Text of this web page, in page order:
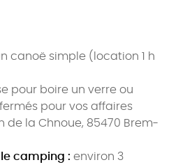
canoë simple (location 1 h
pour boire un verre ou
pour vos affaires
de la Chnoue, 85470 Brem-
camping : environ 3